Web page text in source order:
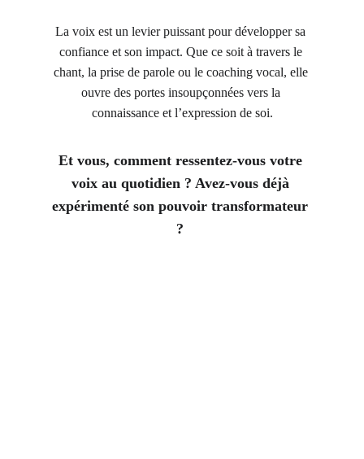
La voix est un levier puissant pour développer sa
confiance et son impact. Que ce soit à travers le
chant, la prise de parole ou le coaching vocal, elle
ouvre des portes insoupçonnées vers la
connaissance et l’expression de soi.
Et vous, comment ressentez-vous votre
voix au quotidien ? Avez-vous déjà
expérimenté son pouvoir transformateur
?